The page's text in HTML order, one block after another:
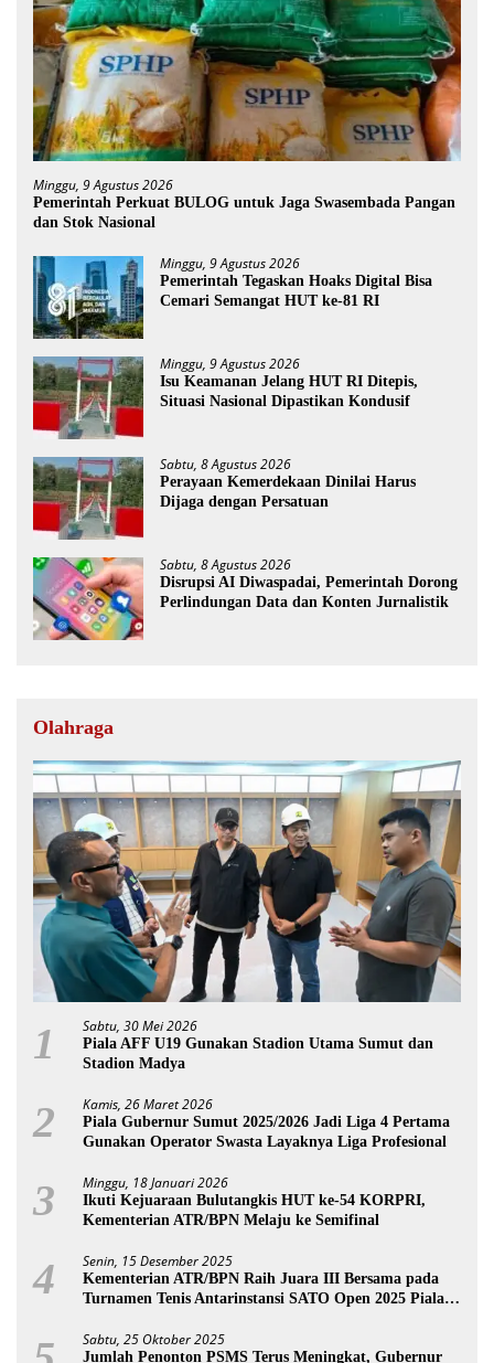
Minggu, 9 Agustus 2026
Pemerintah Perkuat BULOG untuk Jaga Swasembada Pangan
dan Stok Nasional
Minggu, 9 Agustus 2026
Pemerintah Tegaskan Hoaks Digital Bisa
Cemari Semangat HUT ke-81 RI
Minggu, 9 Agustus 2026
Isu Keamanan Jelang HUT RI Ditepis,
Situasi Nasional Dipastikan Kondusif
Sabtu, 8 Agustus 2026
Perayaan Kemerdekaan Dinilai Harus
Dijaga dengan Persatuan
Sabtu, 8 Agustus 2026
Disrupsi AI Diwaspadai, Pemerintah Dorong
Perlindungan Data dan Konten Jurnalistik
Olahraga
1 Sabtu, 30 Mei 2026
Piala AFF U19 Gunakan Stadion Utama Sumut dan
Stadion Madya
2 Kamis, 26 Maret 2026
Piala Gubernur Sumut 2025/2026 Jadi Liga 4 Pertama
Gunakan Operator Swasta Layaknya Liga Profesional
3 Minggu, 18 Januari 2026
Ikuti Kejuaraan Bulutangkis HUT ke-54 KORPRI,
Kementerian ATR/BPN Melaju ke Semifinal
4 Senin, 15 Desember 2025
Kementerian ATR/BPN Raih Juara III Bersama pada
Turnamen Tenis Antarinstansi SATO Open 2025 Piala
Sabtu, 25 Oktober 2025
Jumlah Penonton PSMS Terus Meningkat, Gubernur